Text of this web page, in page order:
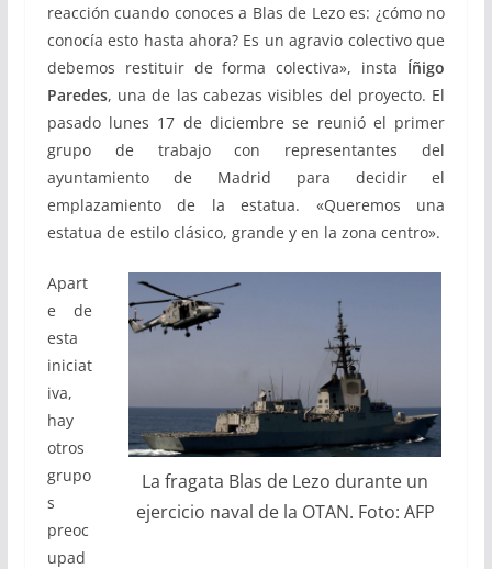
reacción cuando conoces a Blas de Lezo es: ¿cómo no
conocía esto hasta ahora? Es un agravio colectivo que
debemos restituir de forma colectiva», insta Íñigo
Paredes, una de las cabezas visibles del proyecto. El
pasado lunes 17 de diciembre se reunió el primer
grupo de trabajo con representantes del
ayuntamiento de Madrid para decidir el
emplazamiento de la estatua. «Queremos una
estatua de estilo clásico, grande y en la zona centro».
La fragata Blas de Lezo durante un
ejercicio naval de la OTAN. Foto: AFP
Apart
e de
esta
iniciat
iva,
hay
otros
grupo
s
preoc
upad